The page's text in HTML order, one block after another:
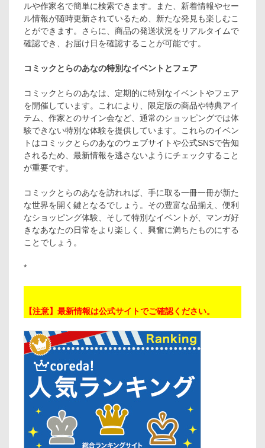
ルや作家名で簡単に検索できます。また、新着情報やセー
ル情報が随時更新されているため、新たな発見も楽しむこ
とができます。さらに、商品の発送状況をリアルタイムで
確認でき、お届け日を確認することが可能です。
コミックとらのあなの特別なイベントとフェア
コミックとらのあなは、定期的に特別なイベントやフェア
を開催しています。これにより、限定版の商品や特典アイ
テム、作家とのサイン会など、通常のショッピングでは体
験できない特別な体験を提供しています。これらのイベン
トはコミックとらのあなのウェブサイトや公式SNSで告知
されるため、最新情報を逃さないようにチェックすること
が重要です。
コミックとらのあなを訪れれば、手に取る一冊一冊が新た
な世界を開く鍵となるでしょう。その豊富な品揃え、便利
なショッピング体験、そして特別なイベントが、マンガ好
きなあなたの日常をより楽しく、興奮に満ちたものにする
ことでしょう。
*
【注意】最新情報は公式サイトでご確認ください。